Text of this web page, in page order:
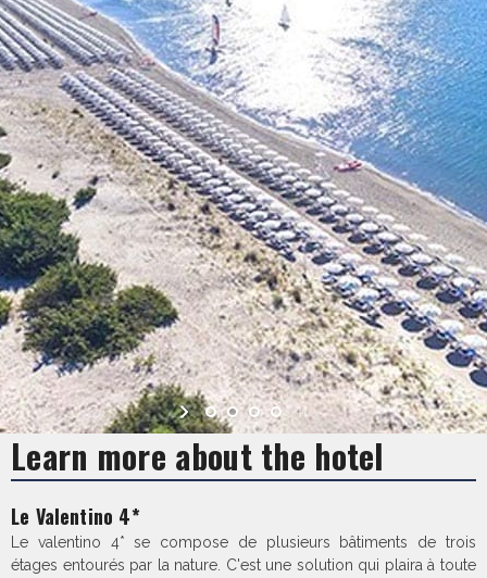
Learn more about the hotel
Le Valentino 4*
Le valentino 4* se compose de plusieurs bâtiments de trois
étages entourés par la nature. C'est une solution qui plaira à toute